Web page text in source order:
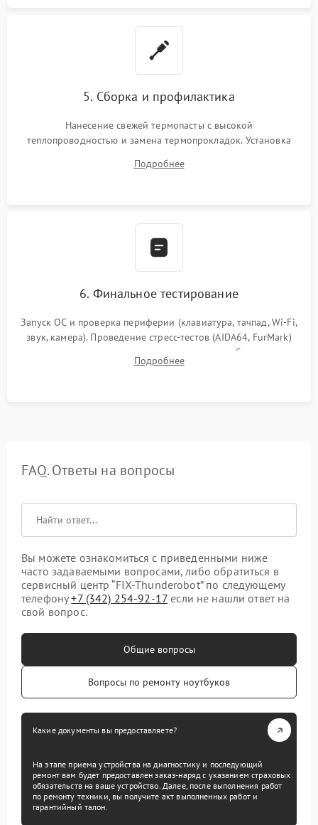
5. Сборка и профилактика
Нанесение свежей термопасты с высокой
теплопроводностью и замена термопрокладок. Установка
шлейфов, модулей памяти и накопителей. Предварительная
Подробнее
6. Финальное тестирование
Запуск ОС и проверка периферии (клавиатура, тачпад, Wi-Fi,
звук, камера). Проведение стресс-тестов (AIDA64, FurMark)
для контроля температурного режима и стабильности
системы под пиковой нагрузкой.
Подробнее
FAQ. Ответы на вопросы
Вы можете ознакомиться с приведенными ниже
часто задаваемыми вопросами, либо обратиться в
сервисный центр “FIX-Thunderobot” по следующему
телефону+7 (342) 254-92-17 если не нашли ответ на
свой вопрос.
Общие вопросы
Вопросы по ремонту ноутбуков
Какие документы вы предоставляете?
На этапе приема устройства на диагностику и последующий
ремонт вам будет предоставлен заказ-наряд с указанием страховых
обязательств на ваше устройство. Далее, после выполнения работ
по ремонту техники, вы получите акт выполненных работ и
гарантийный талон.